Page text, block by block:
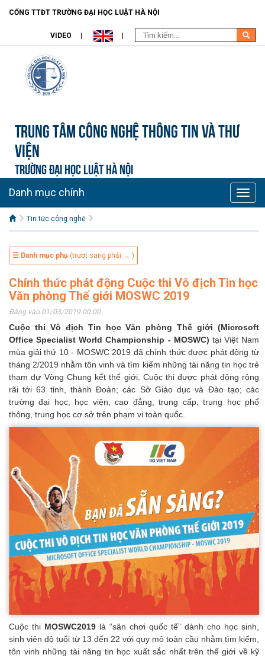
CỔNG TTĐT TRƯỜNG ĐẠI HỌC LUẬT HÀ NỘI
VIDEO
Trung tâm công nghệ thông tin và Thư
viện
TRƯỜNG ĐẠI HỌC LUẬT HÀ NỘI
Toggle
Danh mục chính
Tin tức công nghệ
☰ Danh mục phụ (trượt sang phải → )
Chính thức phát động Cuộc thi Vô địch Tin học
Văn phòng Thế giới MOSWC 2019
Đăng vào 01/03/2019 00:00
Cuộc thi Vô địch Tin học Văn phòng Thế giới (Microsoft
Office Specialist World Championship - MOSWC) tại Việt Nam
mùa giải thứ 10 - MOSWC 2019 đã chính thức được phát động từ
tháng 2/2019 nhằm tôn vinh và tìm kiếm những tài năng tin học trẻ
tham dự Vòng Chung kết thế giới. Cuộc thi được phát động rộng
rãi tới 63 tỉnh, thành Đoàn; các Sở Giáo dục và Đào tạo; các
trường đại học, học viện, cao đẳng, trung cấp, trung học phổ
thông, trung học cơ sở trên phạm vi toàn quốc.
Cuộc thi MOSWC2019 là “sân chơi quốc tế” dành cho học sinh,
sinh viên độ tuổi từ 13 đến 22 với quy mô toàn cầu nhằm tìm kiếm,
tôn vinh những tài năng tin học xuất sắc nhất trên thế giới về kỹ